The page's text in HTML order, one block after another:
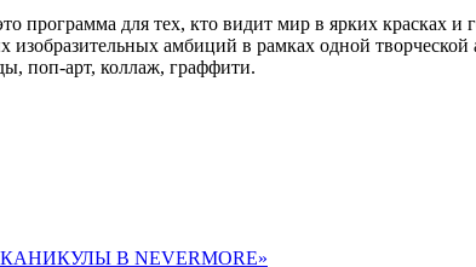
программа для тех, кто видит мир в ярких красках
изобразительных амбиций в рамках одной
поп-арт, коллаж, граффити.